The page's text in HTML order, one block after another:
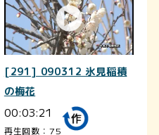
[291] 090312 氷見稲積
の梅花
00:03:21
再生回数：75